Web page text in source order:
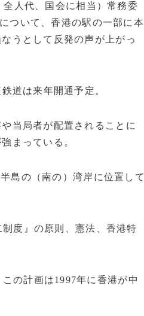
全人代、国会に相当）常務委
ついて、香港の駅の一部に本
うとして反発の声が上がっ
道は来年開通予定。
当局者が配置されることに
まっている。
半島の（南の）湾岸に位置して
度』の原則、憲法、香港特
この計画は1997年に香港が中